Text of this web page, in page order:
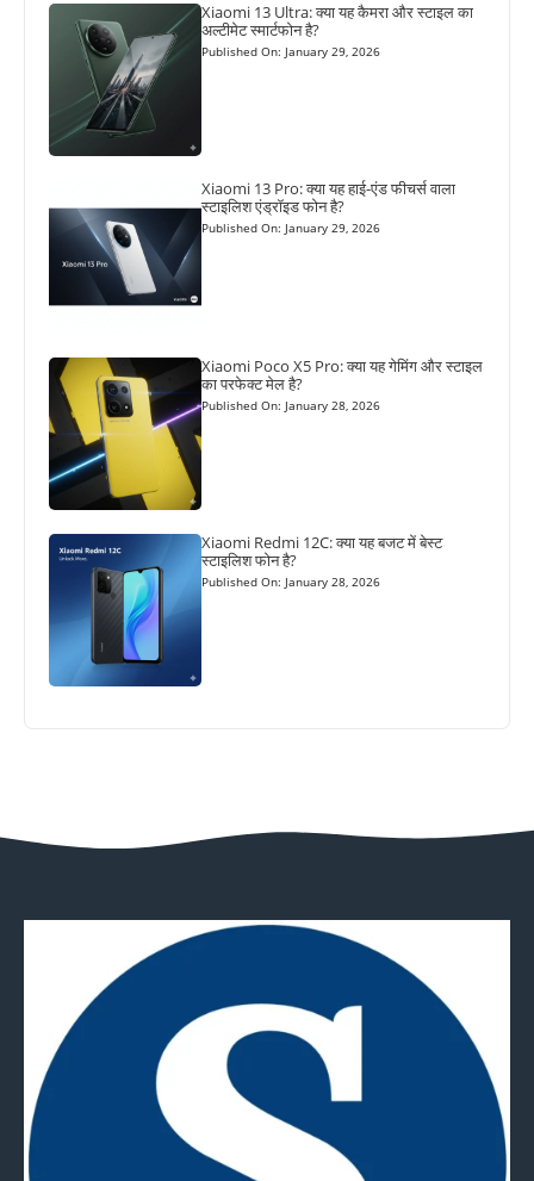
Xiaomi 13 Ultra: क्या यह कैमरा और स्टाइल का
अल्टीमेट स्मार्टफोन है?
Published On: January 29, 2026
Xiaomi 13 Pro: क्या यह हाई-एंड फीचर्स वाला
स्टाइलिश एंड्रॉइड फोन है?
Published On: January 29, 2026
Xiaomi Poco X5 Pro: क्या यह गेमिंग और स्टाइल
का परफेक्ट मेल है?
Published On: January 28, 2026
Xiaomi Redmi 12C: क्या यह बजट में बेस्ट
स्टाइलिश फोन है?
Published On: January 28, 2026